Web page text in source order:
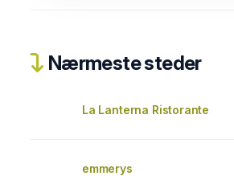
Nærmeste steder
La Lanterna Ristorante
emmerys